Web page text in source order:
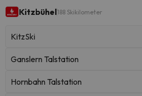
Kitzbühel188 Skikilometer
KitzSki
Ganslern Talstation
Hornbahn Talstation